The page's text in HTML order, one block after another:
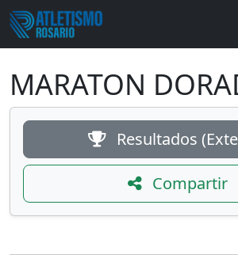
MARATON
Resultados
Compartir